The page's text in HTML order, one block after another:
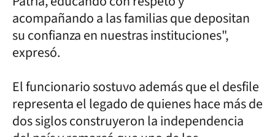
acompañando a las familias que depositan
su confianza en nuestras instituciones",
expresó.
El funcionario sostuvo además que el desfile
representa el legado de quienes hace más de
dos siglos construyeron la independencia